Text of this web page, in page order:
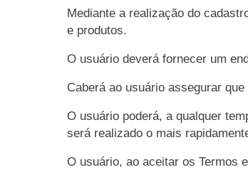
Mediante a realização do
e produtos.
O usuário deverá fornecer um
Caberá ao usuário assegurar
O usuário poderá, a qualquer
será realizado o mais
O usuário, ao aceitar os Termos